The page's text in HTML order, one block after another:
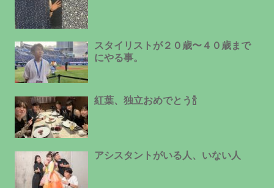
スタイリストが２０歳〜４０歳まで
にやる事。
紅葉、独立おめでとう🍾
アシスタントがいる人、いない人